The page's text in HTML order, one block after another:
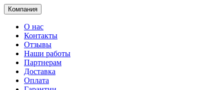
Компания
О нас
Контакты
Отзывы
Наши работы
Партнерам
Доставка
Оплата